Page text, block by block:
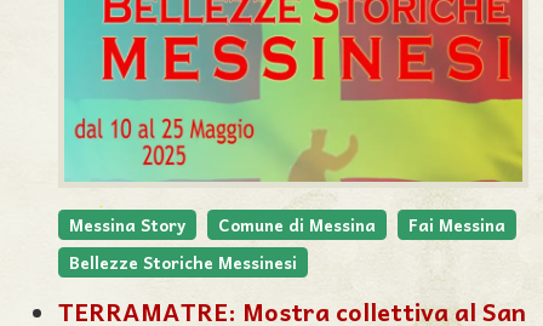
Messina Story Comune di Messina
Fai Messina
Bellezze Storiche Messinesi
TERRAMATRE: Mostra collettiva al San